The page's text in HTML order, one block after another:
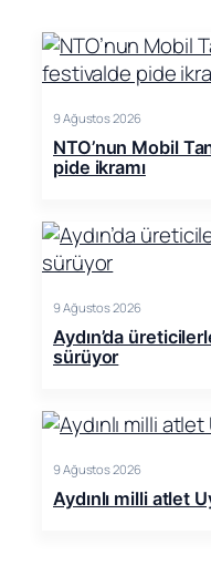
9 Ağustos 2026
NTO’nun Mobil
pide ikramı
9 Ağustos 2026
Aydın’da
sürüyor
9 Ağustos 2026
Aydınlı milli atlet